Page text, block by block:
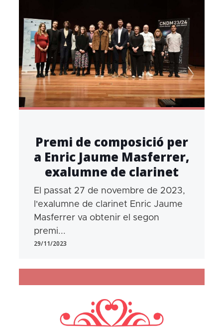
Premi de composició per
a Enric Jaume Masferrer,
exalumne de clarinet
El passat 27 de novembre de 2023,
l'exalumne de clarinet Enric Jaume
Masferrer va obtenir el segon
premi...
29/11/2023